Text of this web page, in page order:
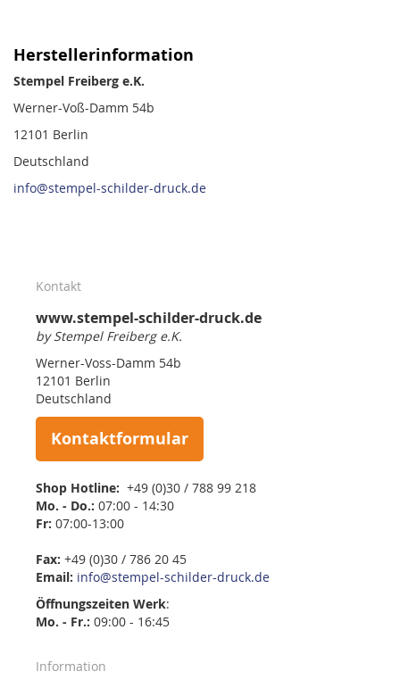
Herstellerinformation
Stempel Freiberg e.K.
Werner-Voß-Damm 54b
12101 Berlin
Deutschland
info@stempel-schilder-druck.de
Kontakt
www.stempel-schilder-druck.de
by Stempel Freiberg e.K.
Werner-Voss-Damm 54b
12101 Berlin
Deutschland
Kontaktformular
Shop Hotline: +49 (0)30 / 788 99 218
Mo. - Do.: 07:00 - 14:30
Fr: 07:00-13:00
Fax: +49 (0)30 / 786 20 45
Email: info@stempel-schilder-druck.de
Öffnungszeiten Werk:
Mo. - Fr.: 09:00 - 16:45
Information